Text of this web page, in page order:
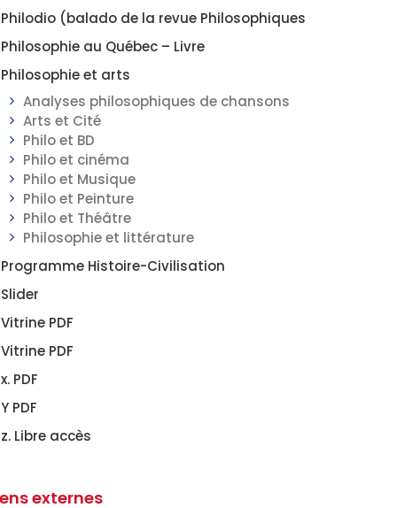
Philodio (balado de la revue Philosophiques
Philosophie au Québec – Livre
Philosophie et arts
Analyses philosophiques de chansons
Arts et Cité
Philo et BD
Philo et cinéma
Philo et Musique
Philo et Peinture
Philo et Théâtre
Philosophie et littérature
Programme Histoire-Civilisation
Slider
Vitrine PDF
Vitrine PDF
x. PDF
Y PDF
z. Libre accès
externes